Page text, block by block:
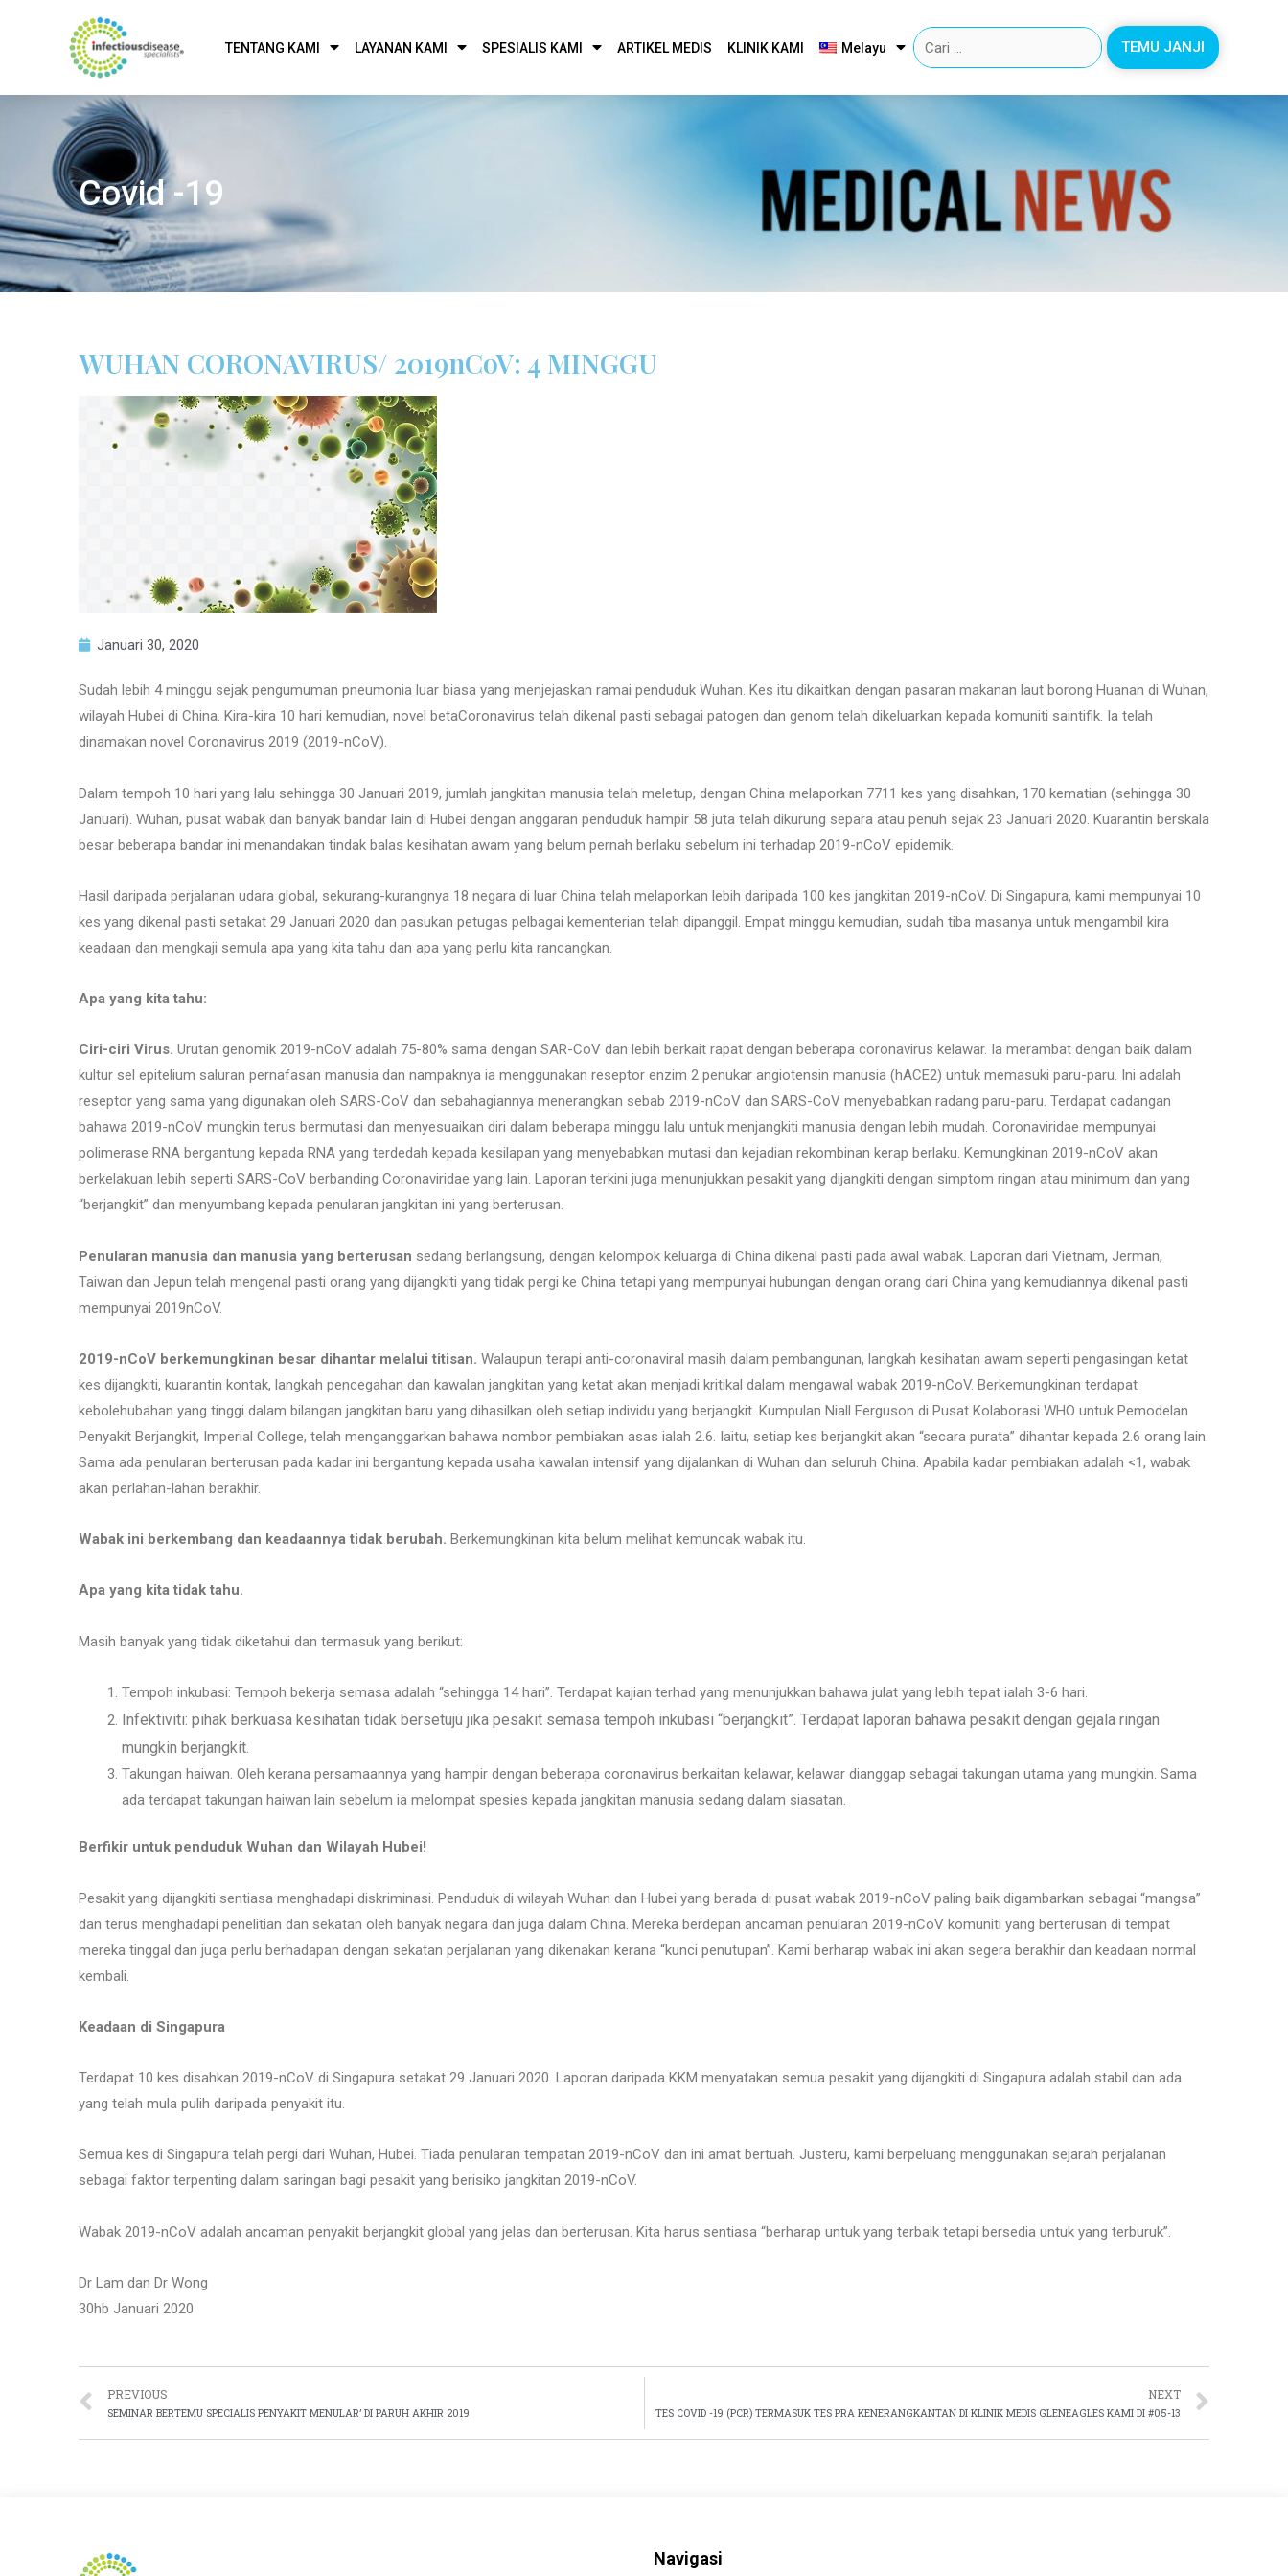
TENTANG KAMI LAYANAN KAMI SPESIALIS KAMI ARTIKEL MEDIS KLINIK KAMI Melayu TEMU JANJI
Covid -19
WUHAN CORONAVIRUS/ 2019nCoV: 4 MINGGU
Januari 30, 2020
Sudah lebih 4 minggu sejak pengumuman pneumonia luar biasa yang menjejaskan ramai penduduk Wuhan. Kes itu dikaitkan dengan pasaran makanan laut borong Huanan di Wuhan,
wilayah Hubei di China. Kira-kira 10 hari kemudian, novel betaCoronavirus telah dikenal pasti sebagai patogen dan genom telah dikeluarkan kepada komuniti saintifik. Ia telah
dinamakan novel Coronavirus 2019 (2019-nCoV).
Dalam tempoh 10 hari yang lalu sehingga 30 Januari 2019, jumlah jangkitan manusia telah meletup, dengan China melaporkan 7711 kes yang disahkan, 170 kematian (sehingga 30
Januari). Wuhan, pusat wabak dan banyak bandar lain di Hubei dengan anggaran penduduk hampir 58 juta telah dikurung separa atau penuh sejak 23 Januari 2020. Kuarantin berskala
besar beberapa bandar ini menandakan tindak balas kesihatan awam yang belum pernah berlaku sebelum ini terhadap 2019-nCoV epidemik.
Hasil daripada perjalanan udara global, sekurang-kurangnya 18 negara di luar China telah melaporkan lebih daripada 100 kes jangkitan 2019-nCoV. Di Singapura, kami mempunyai 10
kes yang dikenal pasti setakat 29 Januari 2020 dan pasukan petugas pelbagai kementerian telah dipanggil. Empat minggu kemudian, sudah tiba masanya untuk mengambil kira
keadaan dan mengkaji semula apa yang kita tahu dan apa yang perlu kita rancangkan.
Apa yang kita tahu:
Ciri-ciri Virus. Urutan genomik 2019-nCoV adalah 75-80% sama dengan SAR-CoV dan lebih berkait rapat dengan beberapa coronavirus kelawar. Ia merambat dengan baik dalam
kultur sel epitelium saluran pernafasan manusia dan nampaknya ia menggunakan reseptor enzim 2 penukar angiotensin manusia (hACE2) untuk memasuki paru-paru. Ini adalah
reseptor yang sama yang digunakan oleh SARS-CoV dan sebahagiannya menerangkan sebab 2019-nCoV dan SARS-CoV menyebabkan radang paru-paru. Terdapat cadangan
bahawa 2019-nCoV mungkin terus bermutasi dan menyesuaikan diri dalam beberapa minggu lalu untuk menjangkiti manusia dengan lebih mudah. Coronaviridae mempunyai
polimerase RNA bergantung kepada RNA yang terdedah kepada kesilapan yang menyebabkan mutasi dan kejadian rekombinan kerap berlaku. Kemungkinan 2019-nCoV akan
berkelakuan lebih seperti SARS-CoV berbanding Coronaviridae yang lain. Laporan terkini juga menunjukkan pesakit yang dijangkiti dengan simptom ringan atau minimum dan yang
“berjangkit” dan menyumbang kepada penularan jangkitan ini yang berterusan.
Penularan manusia dan manusia yang berterusan sedang berlangsung, dengan kelompok keluarga di China dikenal pasti pada awal wabak. Laporan dari Vietnam, Jerman,
Taiwan dan Jepun telah mengenal pasti orang yang dijangkiti yang tidak pergi ke China tetapi yang mempunyai hubungan dengan orang dari China yang kemudiannya dikenal pasti
mempunyai 2019nCoV.
2019-nCoV berkemungkinan besar dihantar melalui titisan. Walaupun terapi anti-coronaviral masih dalam pembangunan, langkah kesihatan awam seperti pengasingan ketat
kes dijangkiti, kuarantin kontak, langkah pencegahan dan kawalan jangkitan yang ketat akan menjadi kritikal dalam mengawal wabak 2019-nCoV. Berkemungkinan terdapat
kebolehubahan yang tinggi dalam bilangan jangkitan baru yang dihasilkan oleh setiap individu yang berjangkit. Kumpulan Niall Ferguson di Pusat Kolaborasi WHO untuk Pemodelan
Penyakit Berjangkit, Imperial College, telah menganggarkan bahawa nombor pembiakan asas ialah 2.6. Iaitu, setiap kes berjangkit akan “secara purata” dihantar kepada 2.6 orang lain.
Sama ada penularan berterusan pada kadar ini bergantung kepada usaha kawalan intensif yang dijalankan di Wuhan dan seluruh China. Apabila kadar pembiakan adalah <1, wabak
akan perlahan-lahan berakhir.
Wabak ini berkembang dan keadaannya tidak berubah. Berkemungkinan kita belum melihat kemuncak wabak itu.
Apa yang kita tidak tahu.
Masih banyak yang tidak diketahui dan termasuk yang berikut:
Tempoh inkubasi: Tempoh bekerja semasa adalah “sehingga 14 hari”. Terdapat kajian terhad yang menunjukkan bahawa julat yang lebih tepat ialah 3-6 hari.
Infektiviti: pihak berkuasa kesihatan tidak bersetuju jika pesakit semasa tempoh inkubasi “berjangkit”. Terdapat laporan bahawa pesakit dengan gejala ringan
mungkin berjangkit.
Takungan haiwan. Oleh kerana persamaannya yang hampir dengan beberapa coronavirus berkaitan kelawar, kelawar dianggap sebagai takungan utama yang mungkin. Sama
ada terdapat takungan haiwan lain sebelum ia melompat spesies kepada jangkitan manusia sedang dalam siasatan.
Berfikir untuk penduduk Wuhan dan Wilayah Hubei!
Pesakit yang dijangkiti sentiasa menghadapi diskriminasi. Penduduk di wilayah Wuhan dan Hubei yang berada di pusat wabak 2019-nCoV paling baik digambarkan sebagai “mangsa”
dan terus menghadapi penelitian dan sekatan oleh banyak negara dan juga dalam China. Mereka berdepan ancaman penularan 2019-nCoV komuniti yang berterusan di tempat
mereka tinggal dan juga perlu berhadapan dengan sekatan perjalanan yang dikenakan kerana “kunci penutupan”. Kami berharap wabak ini akan segera berakhir dan keadaan normal
kembali.
Keadaan di Singapura
Terdapat 10 kes disahkan 2019-nCoV di Singapura setakat 29 Januari 2020. Laporan daripada KKM menyatakan semua pesakit yang dijangkiti di Singapura adalah stabil dan ada
yang telah mula pulih daripada penyakit itu.
Semua kes di Singapura telah pergi dari Wuhan, Hubei. Tiada penularan tempatan 2019-nCoV dan ini amat bertuah. Justeru, kami berpeluang menggunakan sejarah perjalanan
sebagai faktor terpenting dalam saringan bagi pesakit yang berisiko jangkitan 2019-nCoV.
Wabak 2019-nCoV adalah ancaman penyakit berjangkit global yang jelas dan berterusan. Kita harus sentiasa “berharap untuk yang terbaik tetapi bersedia untuk yang terburuk”.
Dr Lam dan Dr Wong
30hb Januari 2020
PREVIOUS
SEMINAR BERTEMU SPECIALIS PENYAKIT MENULAR’ DI PARUH AKHIR 2019
NEXT
TES COVID -19 (PCR) TERMASUK TES PRA KENERANGKANTAN DI KLINIK MEDIS GLENEAGLES KAMI DI #05-13
Navigasi